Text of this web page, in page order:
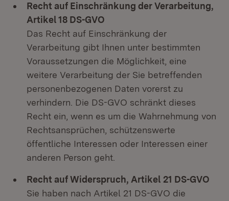
Recht auf Einschränkung der Verarbeitung,
Artikel 18 DS-GVO
Das Recht auf Einschränkung der
Verarbeitung gibt Ihnen unter bestimmten
Voraussetzungen die Möglichkeit, eine
weitere Verarbeitung der Sie betreffenden
personenbezogenen Daten vorerst zu
verhindern. Die DS-GVO schränkt dieses
Recht ein, wenn es um die Wahrnehmung von
Rechtsansprüchen, schützenswerte
öffentliche Interessen oder Interessen einer
anderen Person geht.
Recht auf Widerspruch, Artikel 21 DS-GVO
Sie haben nach Artikel 21 DS-GVO die